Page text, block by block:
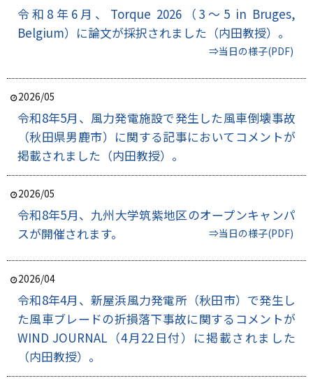
令和8年6月、Torque 2026（3～5 in Bruges,
Belgium）に論文が採択されました（内田教授）。
⇒当日の様子(PDF)
2026/05
令和8年5月、風力発電施設で発生した風車倒壊事故
（秋田県男鹿市）に関する記事においてコメントが
掲載されました（内田教授）。
2026/05
令和8年5月、九州大学筑紫地区のオープンキャンパ
スが開催されます。
⇒当日の様子(PDF)
2026/04
令和8年4月、新屋浜風力発電所（秋田市）で発生し
た風車ブレードの折損落下事故に関するコメントが
WIND JOURNAL（4月22日付）に掲載されました
（内田教授）。